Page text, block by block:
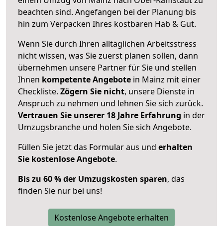
beachten sind. Angefangen bei der Planung bis
hin zum Verpacken Ihres kostbaren Hab & Gut.
Wenn Sie durch Ihren alltäglichen Arbeitsstress
nicht wissen, was Sie zuerst planen sollen, dann
übernehmen unsere Partner für Sie und stellen
Ihnen kompetente Angebote in Mainz mit einer
Checkliste. Zögern Sie nicht, unsere Dienste in
Anspruch zu nehmen und lehnen Sie sich zurück.
Vertrauen Sie unserer 18 Jahre Erfahrung in der
Umzugsbranche und holen Sie sich Angebote.
Füllen Sie jetzt das Formular aus und erhalten
Sie kostenlose Angebote.
Bis zu 60 % der Umzugskosten sparen, das
finden Sie nur bei uns!
Kostenlose Angebote erhalten